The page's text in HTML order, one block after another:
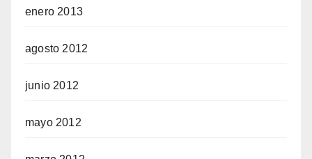
enero 2013
agosto 2012
junio 2012
mayo 2012